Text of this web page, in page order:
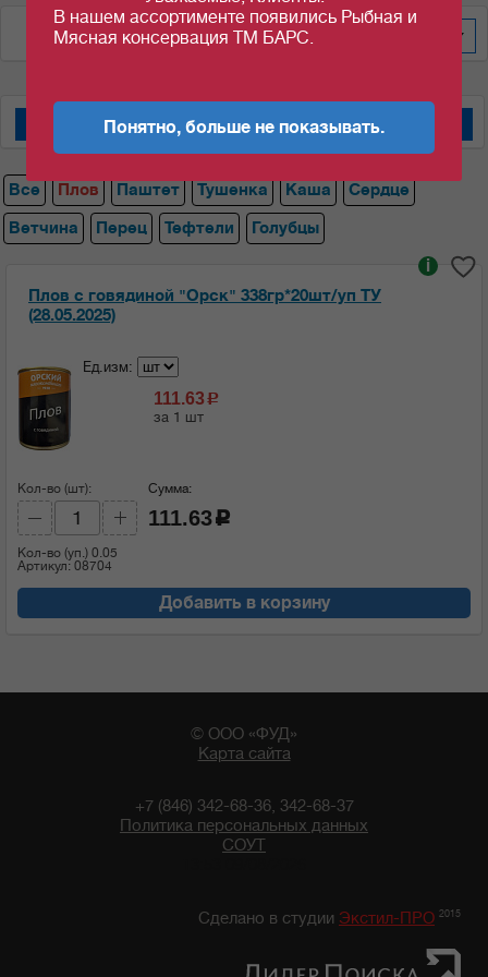
По цене за уп/меш
Мясные консервы "Барс" Мясные консервы "Орский мясокомбинат"
Все Плов Паштет Тушенка Каша
Сердце
Ветчина
Перец Тефтели Голубцы
Плов с говядиной "Орск" 338гр*20шт/уп ТУ
(28.05.2025)
i
Ед.изм:
111.63 c
за 1 шт
Кол-во (шт):
Кол-во (уп.) 0.05
Артикул: 08704
Сумма:
111.63 c
Добавить в корзину
© ООО «ФУД»
Карта сайта
+7 (846) 342-68-36, 342-68-37
Политика персональных данных
СОУТ
Сделано в студии Экстил-ПРО 2015
В нашем ассортименте появились Рыбная и
Мясная консервация ТМ БАРС.
Понятно, больше не показывать.